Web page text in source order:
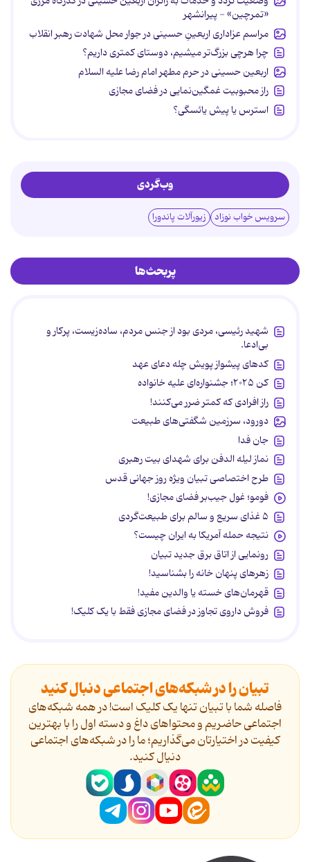
«تمرچین» - پیرانشهر
مراسم عزاداری اربعینِ حسینی در جوار محل شهادت رهبر انقلاب
چرا هرچی بزرگ‌تر میشیم، دوستای کمتری داریم؟
اربعین حسینی در حرم مطهر امام رضا علیه السلام
راز محبوبیت غمگین‌نمایی در فضای مجازی
استرس یا پیش یائسگی؟
وب‌گردی
سرویس خواب نوزاد زیورآلات پاندورا
پربحث‌ها
شهید رئیسی، مردی بود از جنس مردم، ساده‌زیست، پرکار و
بی‌ادعا.
کدهای پیشواز پویش چله دعای عهد
کن ۲۰۲۵؛ جشنواره‌ای علیه خانواده
راز افرادی که کمتر ضرر می‌کنند!
دورود، سرزمین شگفتی‌های طبیعت
جان فدا
نماز لیله الدفن برای شهدای بیت رهبری
طرح اختصاصی تبیان ویژه روز جهانی قدس
فومو؛ غول جیب‌بر فضای مجازی!
۵ غذای سریع و سالم برای طبیعت‌گردی
نتیجه حمله آمریکا به ایران چیست؟
رونمایی از اتاق برق جدید تبیان
زهرهای پنهان خانه را بشناسید!
قهرمان‌های خسته یا والدین مفید!
فروش داروی تجاوز در فضای مجازی فقط با یک کلیک!
تبیان را در شبکه‌های اجتماعی دنبال کنید
فاصله شما با تبیان تنها یک کلیک است! در همه شبکه‌های
اجتماعی حاضریم و محتواهای داغ و دسته اول را با بهترین
کیفیت در اختیارتان می‌گذاریم؛ ما را در شبکه‌های اجتماعی
دنیال کنید.